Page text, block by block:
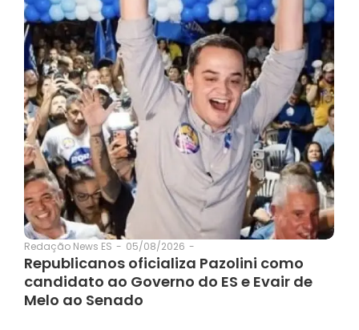
Redação News ES - 05/08/2026 -
Republicanos oficializa Pazolini como
candidato ao Governo do ES e Evair de
Melo ao Senado